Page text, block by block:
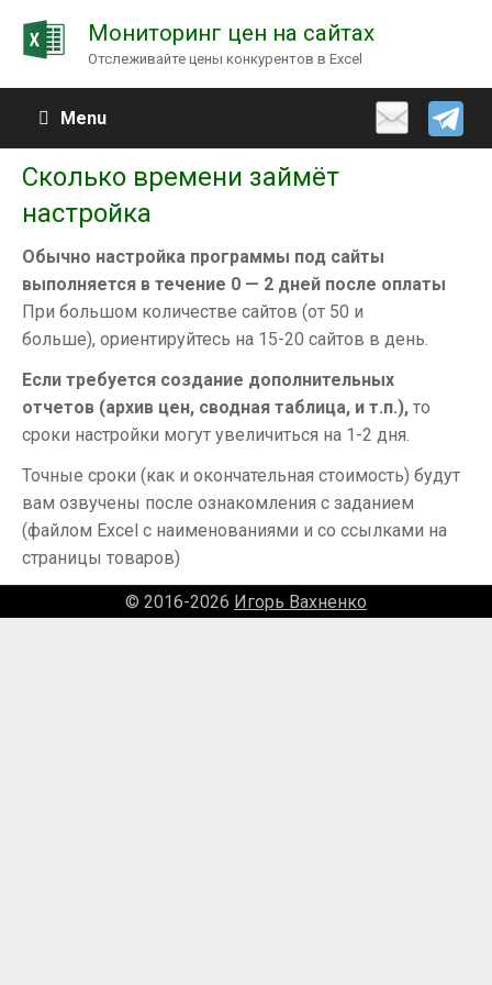
Мониторинг цен на сайтах
Отслеживайте цены конкурентов в Excel
Menu
Сколько времени займёт
настройка
Обычно настройка программы под сайты
выполняется в течение 0 — 2 дней после оплаты
При большом количестве сайтов (от 50 и
больше), ориентируйтесь на 15-20 сайтов в день.
Если требуется создание дополнительных
отчетов (архив цен, сводная таблица, и т.п.), то
сроки настройки могут увеличиться на 1-2 дня.
Точные сроки (как и окончательная стоимость) будут
вам озвучены после ознакомления с заданием
(файлом Excel с наименованиями и со ссылками на
страницы товаров)
© 2016-2026 Игорь Вахненко